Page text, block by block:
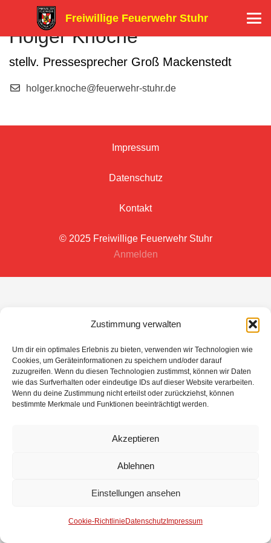
Zustimmung verwalten
Um dir ein optimales Erlebnis zu bieten, verwenden wir Technologien wie
Cookies, um Geräteinformationen zu speichern und/oder darauf
zuzugreifen. Wenn du diesen Technologien zustimmst, können wir Daten
wie das Surfverhalten oder eindeutige IDs auf dieser Website verarbeiten.
Wenn du deine Zustimmung nicht erteilst oder zurückziehst, können
bestimmte Merkmale und Funktionen beeinträchtigt werden.
Akzeptieren
Ablehnen
Einstellungen ansehen
Cookie-Richtlinie Datenschutz Impressum
Freiwillige Feuerwehr Stuhr
Holger Knoche
stellv. Pressesprecher Groß Mackenstedt
holger.knoche@feuerwehr-stuhr.de
Impressum
Datenschutz
Kontakt
© 2025 Freiwillige Feuerwehr Stuhr
Anmelden